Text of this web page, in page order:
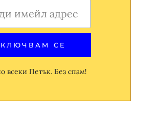
всеки Петък. Без спам!